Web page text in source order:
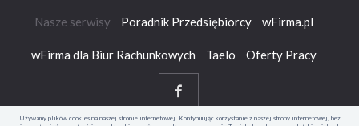
Nasze serwisy Poradnik Przedsiębiorcy wFirma.pl
wFirma dla Biur Rachunkowych Taelo Oferty Pracy
Używamy plików cookies na naszej stronie internetowej. Kontynuując korzystanie z naszej strony internetowej, bez